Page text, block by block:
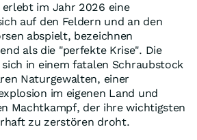
im Jahr 2026 eine
auf den Feldern und an den
abspielt, bezeichnen
als die "perfekte Krise". Die
in einem fatalen Schraubstock
Naturgewalten, einer
im eigenen Land und
Machtkampf, der ihre wichtigsten
zu zerstören droht.